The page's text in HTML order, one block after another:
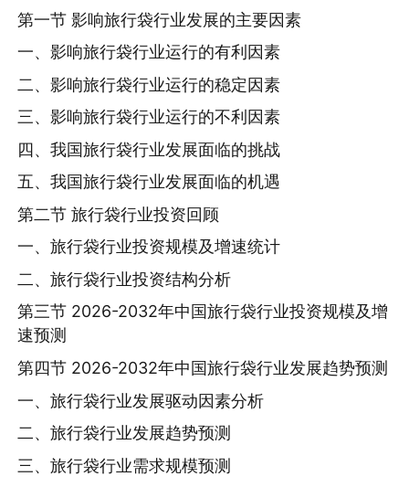
第一节 影响旅行袋行业发展的主要因素
一、影响旅行袋行业运行的有利因素
二、影响旅行袋行业运行的稳定因素
三、影响旅行袋行业运行的不利因素
四、我国旅行袋行业发展面临的挑战
五、我国旅行袋行业发展面临的机遇
第二节 旅行袋行业投资回顾
一、旅行袋行业投资规模及增速统计
二、旅行袋行业投资结构分析
第三节 2026-2032年中国旅行袋行业投资规模及增
速预测
第四节 2026-2032年中国旅行袋行业发展趋势预测
一、旅行袋行业发展驱动因素分析
二、旅行袋行业发展趋势预测
三、旅行袋行业需求规模预测